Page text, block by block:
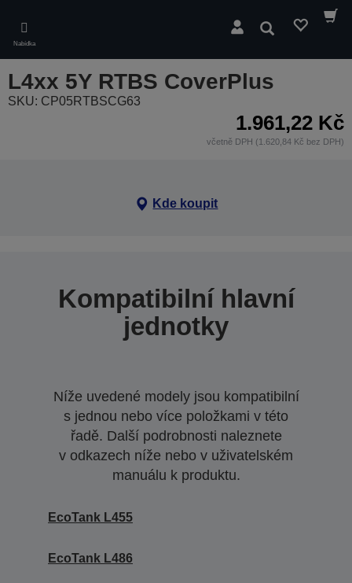
main
content
Nabídka
Hledat
L4xx 5Y RTBS CoverPlus
SKU: CP05RTBSCG63
1.961,22 Kč
včetně DPH (1.620,84 Kč bez DPH)
Kde koupit
Kompatibilní hlavní
jednotky
Níže uvedené modely jsou kompatibilní
s jednou nebo více položkami v této
řadě. Další podrobnosti naleznete
v odkazech níže nebo v uživatelském
manuálu k produktu.
EcoTank L455
EcoTank L486